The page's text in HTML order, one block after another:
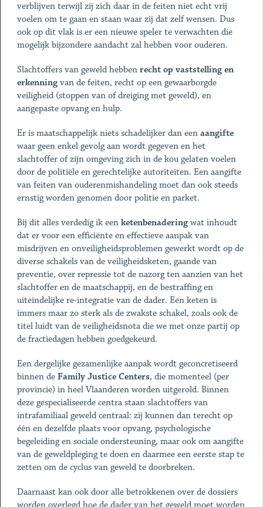
verblijven terwijl zij zich daar in de feiten niet echt vrij
voelen om te gaan en staan waar zij dat zelf wensen. Dus
ook op dit vlak is er een nieuwe speler te verwachten die
mogelijk bijzondere aandacht zal hebben voor ouderen.
Slachtoffers van geweld hebben recht op vaststelling en
erkenningvan de feiten, recht op een gewaarborgde
veiligheid (stoppen van of dreiging met geweld), en
aangepaste opvang en hulp.
Er is maatschappelijk niets schadelijker dan een aangifte
waar geen enkel gevolg aan wordt gegeven en het
slachtoffer of zijn omgeving zich in de kou gelaten voelen
door de politiële en gerechtelijke autoriteiten. Een aangifte
van feiten van ouderenmishandeling moet dan ook steeds
ernstig worden genomen door politie en parket.
Bij dit alles verdedig ik een ketenbenaderingwat inhoudt
dat er voor een efficiënte en effectieve aanpak van
misdrijven en onveiligheidsproblemen gewerkt wordt op de
diverse schakels van de veiligheidsketen, gaande van
preventie, over repressie tot de nazorg ten aanzien van het
slachtoffer en de maatschappij, en de bestraffing en
uiteindelijke re-integratie van de dader. Een keten is
immers maar zo sterk als de zwakste schakel, zoals ook de
titel luidt van de veiligheidsnota die we met onze partij op
de fractiedagen hebben goedgekeurd.
Een dergelijke gezamenlijke aanpak wordt geconcretiseerd
binnen de Family Justice Centers, die momenteel (per
provincie) in heel Vlaanderen worden uitgerold. Binnen
deze gespecialiseerde centra staan slachtoffers van
intrafamiliaal geweld centraal: zij kunnen dan terecht op
één en dezelfde plaats voor opvang, psychologische
begeleiding en sociale ondersteuning, maar ook om aangifte
van de geweldpleging te doen en daarmee een eerste stap te
zetten om de cyclus van geweld te doorbreken.
Daarnaast kan ook door alle betrokkenen over de dossiers